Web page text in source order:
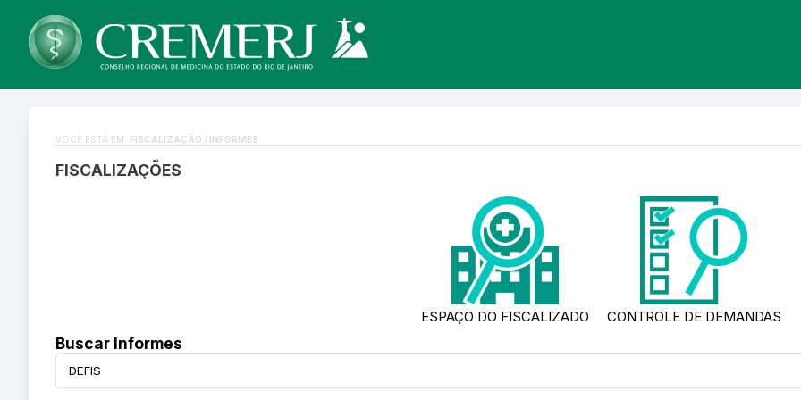
VOCÊ ESTÁ EM: FISCALIZAÇÃO / INFORMES
FISCALIZAÇÕES
ESPAÇO DO FISCALIZADO CONTROLE DE DEMANDAS
Buscar Informes